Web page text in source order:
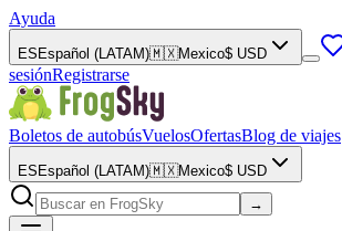
Ayuda
ES Español (LATAM)🇲🇽Mexico$ USD
sesiónRegistrarse
Boletos de autobúsVuelosOfertasBlog de viajes
ES Español (LATAM)🇲🇽Mexico$ USD
→